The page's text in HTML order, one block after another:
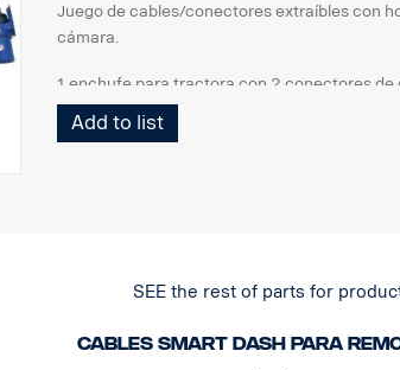
Juego de cables/conectores extraíbles con
cámara.
1 enchufe para tractora con 2 conectores de
1 cable espiral Curl-E
Add to list
SEE the rest of parts for
Cables Smart Dash para